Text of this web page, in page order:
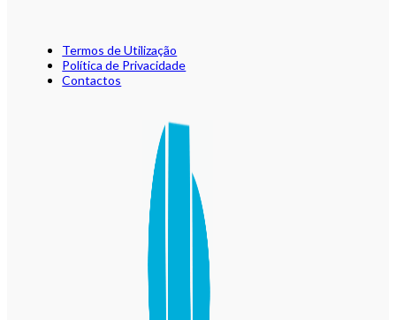
Termos de Utilização
Política de Privacidade
Contactos